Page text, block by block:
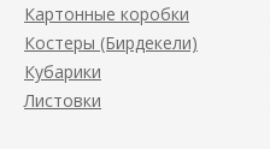
Картонные коробки
Костеры (Бирдекели)
Кубарики
Листовки